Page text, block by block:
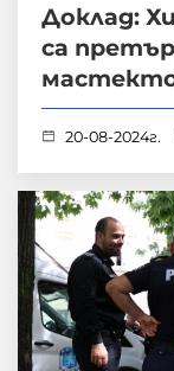
Доклад:
са
20-08-2024г.